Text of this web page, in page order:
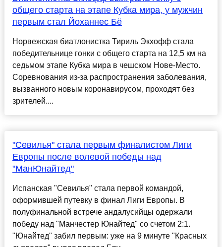
общего старта на этапе Кубка мира, у мужчин
первым стал Йоханнес Бё
Норвежская биатлонистка Тириль Экхофф стала
победительнице гонки с общего старта на 12,5 км на
седьмом этапе Кубка мира в чешском Нове-Место.
Соревнования из-за распространения заболевания,
вызванного новым коронавирусом, проходят без
зрителей....
"Севилья" стала первым финалистом Лиги
Европы после волевой победы над
"МанЮнайтед"
Испанская "Севилья" стала первой командой,
оформившей путевку в финал Лиги Европы. В
полуфинальной встрече андалусийцы одержали
победу над "Манчестер Юнайтед" со счетом 2:1.
"Юнайтед" забил первым: уже на 9 минуте "Красных